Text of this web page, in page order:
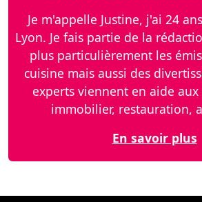
Je m'appelle Justine, j'ai 24
Lyon. Je fais partie de la
plus particulièrement les
cuisine mais aussi des
experts viennent en aide
immobilier, restauration,
En savoir plus